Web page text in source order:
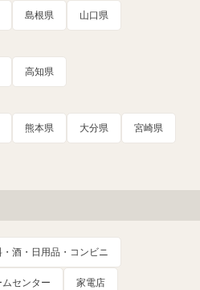
島根県 山口県
高知県
熊本県 大分県 宮崎県
酒・日用品・コンビニ
センター 家電店